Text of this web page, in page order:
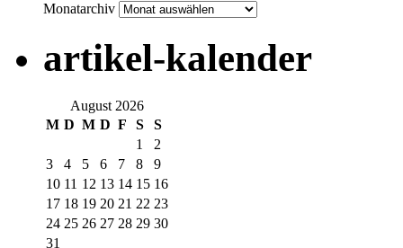
Monatarchiv
artikel-kalender
August 2026
M D M D F S
S
1
2
3
4 5 6 7 8
9
10 11 12 13 14 15 16
17 18 19 20 21 22 23
24 25 26 27 28 29 30
31